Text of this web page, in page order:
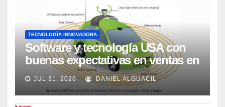
TECNOLOGÍA INNOVADORA
Software y tecnología USA con
buenas expectativas en ventas en
los próximos 2 años, según
Market Watch
JUL 31, 2026 DANIEL ALGUACIL